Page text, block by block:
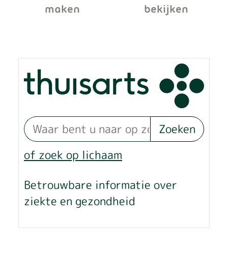
r
u
g
v
a
n
w
e
g
maken
bekijken
Zoeken
of zoek op lichaam
Betrouwbare informatie over
ziekte en gezondheid